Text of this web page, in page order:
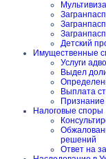
Детский
Имущественные
Услуги
Выдел
Выплата
Признание
Налоговые споры
решений
Ответ на